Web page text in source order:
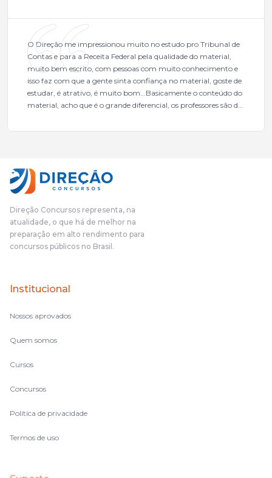
O Direção me impressionou muito no estudo pro Tribunal de
Contas e para a Receita Federal pela qualidade do material,
muito bem escrito, com pessoas com muito conhecimento e
isso faz com que a gente sinta confiança no material, goste de
estudar, é atrativo, é muito bom...Basicamente o conteúdo do
material, acho que é o grande diferencial, os professores são de
mais excelentes cargos da administração pública.Eu sempre
fundamental na minha derrota no ano passado para que eu
pudesse enxergar o que eu errei e corrigir minha rota.E além
das aulas vocês(Direção Concursos), que fizeram um
o aluno, além de ter que estudar, ele tem que perder tempo
fazendo um cronograma, num pós- edital é muito
complicado, é uma avalanche de informação, então vocês
terem feito isso é muito bacana, porque quando eu me sentia
no volume de matérias.
Direção Concursos representa, na
atualidade, o que há de melhor na
preparação em alto rendimento para
concursos públicos no Brasil.
Institucional
Nossos aprovados
Quem somos
Cursos
Concursos
Política de privacidade
Termos de uso